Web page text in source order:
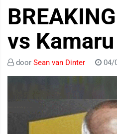
vs
door Sean van Dinter 04/